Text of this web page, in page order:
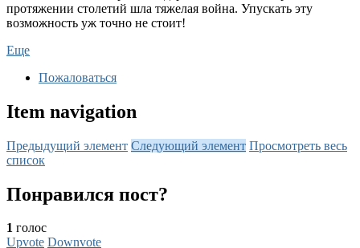
протяжении столетий шла тяжелая война. Упускать эту
возможность уж точно не стоит!
Еще
Пожаловаться
Item navigation
Предыдущий элемент Следующий элемент Просмотреть весь
список
Понравился пост?
1 голос
Upvote Downvote